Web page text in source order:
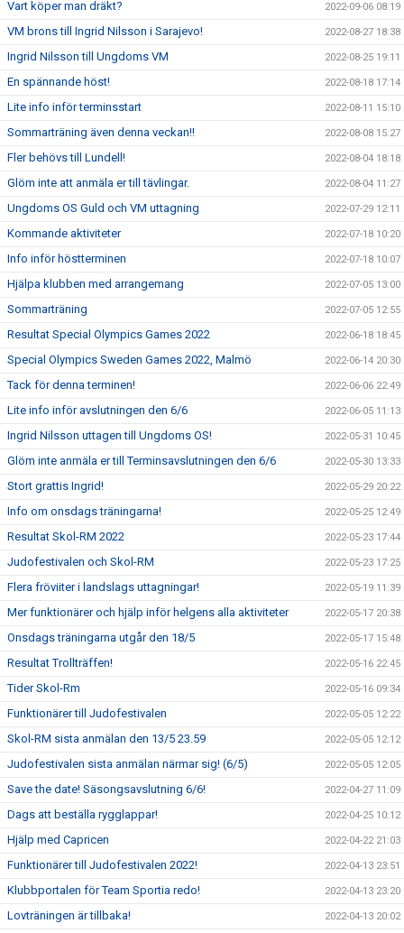
Vart köper man dräkt? 2022-09-06 08:19
VM brons till Ingrid Nilsson i Sarajevo! 2022-08-27 18:38
Ingrid Nilsson till Ungdoms VM 2022-08-25 19:11
En spännande höst! 2022-08-18 17:14
Lite info inför terminsstart 2022-08-11 15:10
Sommarträning även denna veckan!! 2022-08-08 15:27
Fler behövs till Lundell! 2022-08-04 18:18
Glöm inte att anmäla er till tävlingar. 2022-08-04 11:27
Ungdoms OS Guld och VM uttagning 2022-07-29 12:11
Kommande aktiviteter 2022-07-18 10:20
Info inför höstterminen 2022-07-18 10:07
Hjälpa klubben med arrangemang 2022-07-05 13:00
Sommarträning 2022-07-05 12:55
Resultat Special Olympics Games 2022 2022-06-18 18:45
Special Olympics Sweden Games 2022, Malmö 2022-06-14 20:30
Tack för denna terminen! 2022-06-06 22:49
Lite info inför avslutningen den 6/6 2022-06-05 11:13
Ingrid Nilsson uttagen till Ungdoms OS! 2022-05-31 10:45
Glöm inte anmäla er till Terminsavslutningen den 6/6 2022-05-30 13:33
Stort grattis Ingrid! 2022-05-29 20:22
Info om onsdags träningarna! 2022-05-25 12:49
Resultat Skol-RM 2022 2022-05-23 17:44
Judofestivalen och Skol-RM 2022-05-23 17:25
Flera fröviiter i landslags uttagningar! 2022-05-19 11:39
Mer funktionärer och hjälp inför helgens alla aktiviteter 2022-05-17 20:38
Onsdags träningarna utgår den 18/5 2022-05-17 15:48
Resultat Trollträffen! 2022-05-16 22:45
Tider Skol-Rm 2022-05-16 09:34
Funktionärer till Judofestivalen 2022-05-05 12:22
Skol-RM sista anmälan den 13/5 23.59 2022-05-05 12:12
Judofestivalen sista anmälan närmar sig! (6/5) 2022-05-05 12:05
Save the date! Säsongsavslutning 6/6! 2022-04-27 11:09
Dags att beställa rygglappar! 2022-04-25 10:12
Hjälp med Capricen 2022-04-22 21:03
Funktionärer till Judofestivalen 2022! 2022-04-13 23:51
Klubbportalen för Team Sportia redo! 2022-04-13 23:20
Lovträningen är tillbaka! 2022-04-13 20:02